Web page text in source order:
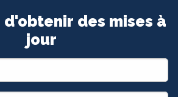
d'obtenir des mises à
jour